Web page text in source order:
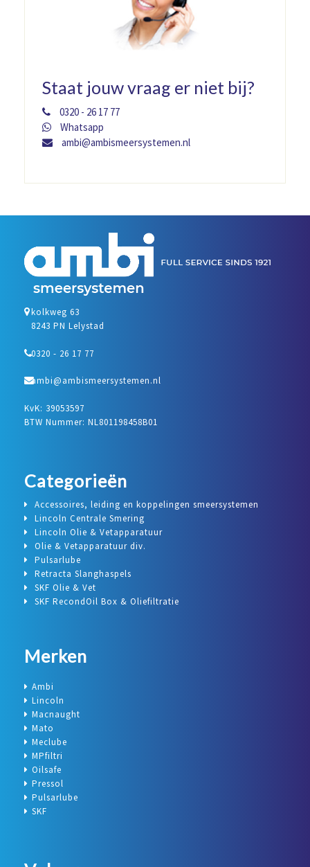
Staat jouw vraag er niet bij?
0320 - 26 17 77
Whatsapp
ambi@ambismeersystemen.nl
kolkweg 63
8243 PN Lelystad
0320 - 26 17 77
ambi@ambismeersystemen.nl
KvK: 39053597
BTW Nummer: NL801198458B01
Categorieën
Accessoires, leiding en koppelingen smeersystemen
Lincoln Centrale Smering
Lincoln Olie & Vetapparatuur
Olie & Vetapparatuur div.
Pulsarlube
Retracta Slanghaspels
SKF Olie & Vet
SKF RecondOil Box & Oliefiltratie
Merken
Ambi
Lincoln
Macnaught
Mato
Meclube
MPfiltri
Oilsafe
Pressol
Pulsarlube
SKF